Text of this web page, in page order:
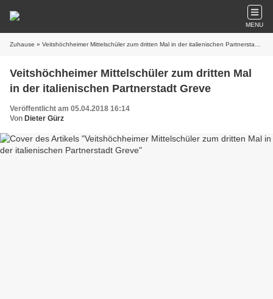
MENU
Zuhause » Veitshöchheimer Mittelschüler zum dritten Mal in der italienischen Partnerstadt Greve
Veitshöchheimer Mittelschüler zum dritten Mal
in der italienischen Partnerstadt Greve
Veröffentlicht am 05.04.2018 16:14
Von Dieter Gürz